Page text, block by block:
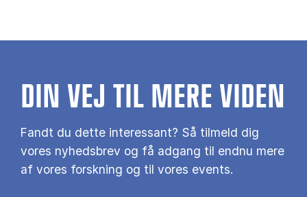
DIN VEJ TIL MERE VIDEN
Fandt du dette interessant? Så tilmeld dig
vores nyhedsbrev og få adgang til endnu mere
af vores forskning og til vores events.